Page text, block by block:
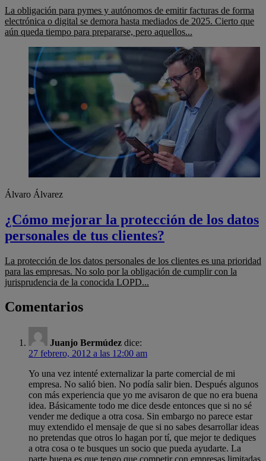
La obligación para pymes y autónomos de emitir facturas de forma
electrónica o digital se demora hasta mediados de 2025. Cierto que
aún queda tiempo para prepararse, pero aquellos...
Álvaro Álvarez
¿Cómo mejorar la protección de los datos
personales de tus clientes?
La protección de los datos personales de los clientes es una prioridad
para las empresas. No solo por la obligación de cumplir con la
jurisprudencia de la conocida LOPD...
Comentarios
Juanjo Bermúdez dice:
27 febrero, 2012 a las 12:00 am
Yo una vez intenté externalizar la parte comercial de mi
empresa. No salió bien. No podía salir bien. Después algunos
con más experiencia que yo me avisaron de que no era buena
idea. Básicamente todo me dice desde entonces que si no sé
vender me dedique a otra cosa. Sin embargo no parece estar
muy extendido el mensaje de que si no sabes desarrollar ideas
no pretendas que otros lo hagan por tí, que mejor te dediques
a otra cosa o te busques un socio que pueda ayudarte. La